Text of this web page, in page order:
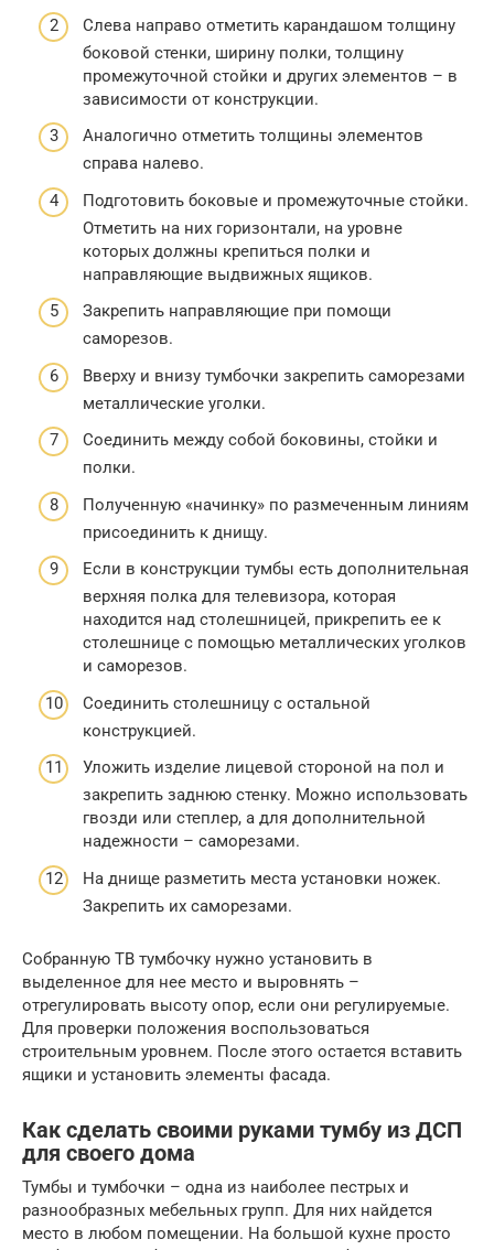
Слева направо отметить карандашом толщину
боковой стенки, ширину полки, толщину
промежуточной стойки и других элементов – в
зависимости от конструкции.
Аналогично отметить толщины элементов
справа налево.
Подготовить боковые и промежуточные стойки.
Отметить на них горизонтали, на уровне
которых должны крепиться полки и
направляющие выдвижных ящиков.
Закрепить направляющие при помощи
саморезов.
Вверху и внизу тумбочки закрепить саморезами
металлические уголки.
Соединить между собой боковины, стойки и
полки.
Полученную «начинку» по размеченным линиям
присоединить к днищу.
Если в конструкции тумбы есть дополнительная
верхняя полка для телевизора, которая
находится над столешницей, прикрепить ее к
столешнице с помощью металлических уголков
и саморезов.
Соединить столешницу с остальной
конструкцией.
Уложить изделие лицевой стороной на пол и
закрепить заднюю стенку. Можно использовать
гвозди или степлер, а для дополнительной
надежности – саморезами.
На днище разметить места установки ножек.
Закрепить их саморезами.
Собранную ТВ тумбочку нужно установить в
выделенное для нее место и выровнять –
отрегулировать высоту опор, если они регулируемые.
Для проверки положения воспользоваться
строительным уровнем. После этого остается вставить
ящики и установить элементы фасада.
Как сделать своими руками тумбу из ДСП
для своего дома
Тумбы и тумбочки – одна из наиболее пестрых и
разнообразных мебельных групп. Для них найдется
место в любом помещении. На большой кухне просто